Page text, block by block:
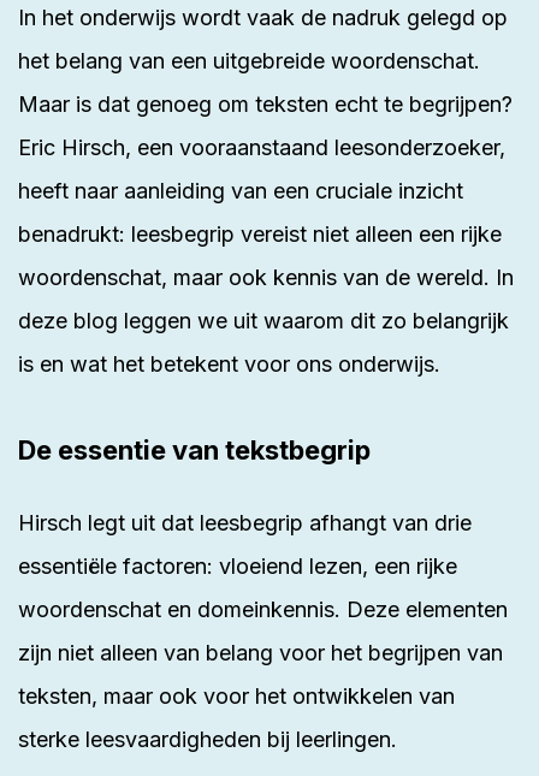
In het onderwijs wordt vaak de nadruk gelegd op
het belang van een uitgebreide woordenschat.
Maar is dat genoeg om teksten echt te begrijpen?
Eric Hirsch, een vooraanstaand leesonderzoeker,
heeft naar aanleiding van een cruciale inzicht
benadrukt: leesbegrip vereist niet alleen een rijke
woordenschat, maar ook kennis van de wereld. In
deze blog leggen we uit waarom dit zo belangrijk
is en wat het betekent voor ons onderwijs.
De essentie van tekstbegrip
Hirsch legt uit dat leesbegrip afhangt van drie
essentiële factoren: vloeiend lezen, een rijke
woordenschat en domeinkennis. Deze elementen
zijn niet alleen van belang voor het begrijpen van
teksten, maar ook voor het ontwikkelen van
sterke leesvaardigheden bij leerlingen.